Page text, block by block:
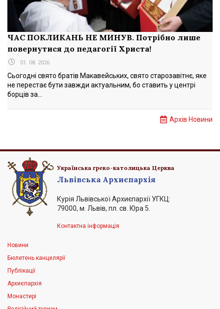
ЧАС ПОКЛИКАНЬ НЕ МИНУВ. Потрібно лише
повернутися до педагогії Христа!
01. 08. 2026
Сьогодні свято братів Макавейських, свято старозавітнє, яке
не перестає бути завжди актуальним, бо ставить у центрі
борців за...
Архів Новини
Українська греко-католицька Церква
Львівська Архиєпархія
Курія Львівської Архиєпархії УГКЦ:
79000, м. Львів, пл. св. Юра 5.
Контактна інформація
Новини
Бюлетень канцелярії
Публікації
Архиєпархія
Монастирі